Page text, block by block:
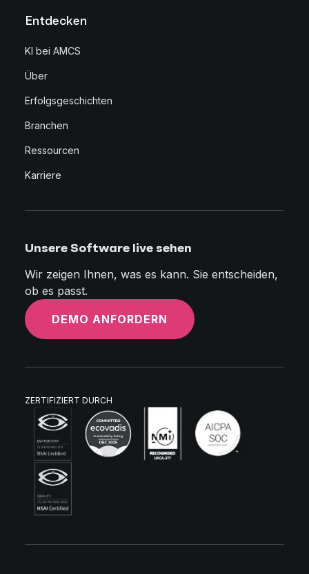
Entdecken
KI bei AMCS
Über
Erfolgsgeschichten
Branchen
Ressourcen
Karriere
Unsere Software live sehen
Wir zeigen Ihnen, was es kann. Sie entscheiden,
ob es passt.
DEMO ANFORDERN
ZERTIFIZIERT DURCH